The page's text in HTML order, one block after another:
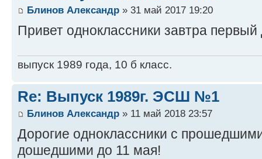
Блинов Александр » 31 май 2017 19:20
Привет одноклассники завтра первый
выпуск 1989 года, 10 б класс.
Re: Выпуск 1989г. ЭСШ №1
Блинов Александр » 11 май 2018 23:57
Дорогие одноклассники с
дошедшими до 11 мая!